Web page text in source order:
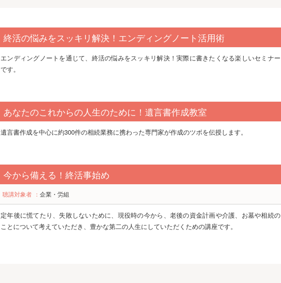
終活の悩みをスッキリ解決！エンディングノート活用術
エンディングノートを通じて、終活の悩みをスッキリ解決！実際に書きたくなる楽しいセミナー
です。
あなたのこれからの人生のために！遺言書作成教室
遺言書作成を中心に約300件の相続業務に携わった専門家が作成のツボを伝授します。
今から備える！終活事始め
聴講対象者 ： 企業・労組
定年後に慌てたり、失敗しないために、現役時の今から、老後の資金計画や介護、お墓や相続の
ことについて考えていただき、豊かな第二の人生にしていただくための講座です。